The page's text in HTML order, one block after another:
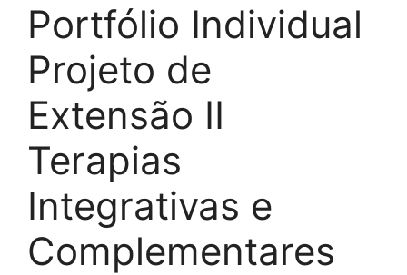
Portfólio Individual
Projeto de
Extensão II
Terapias
Integrativas e
Complementares